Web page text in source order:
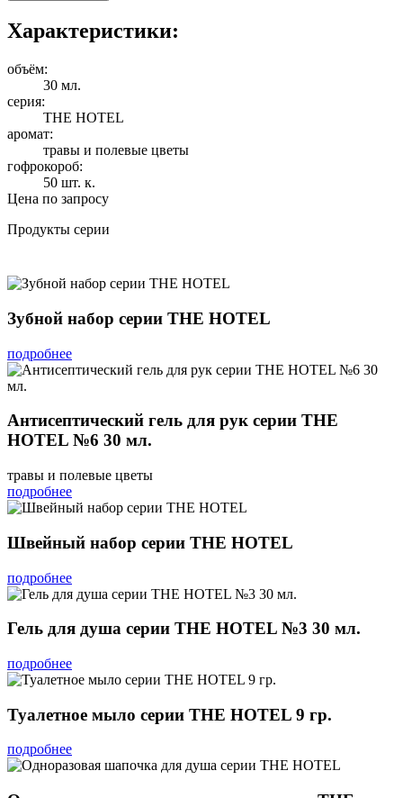
Характеристики:
объём:
30 мл.
серия:
THE HOTEL
аромат:
травы и полевые цветы
гофрокороб:
50 шт. к.
Цена по запросу
Продукты серии
Зубной набор серии THE HOTEL
подробнее
Антисептический гель для рук серии THE
HOTEL №6 30 мл.
травы и полевые цветы
подробнее
Швейный набор серии THE HOTEL
подробнее
Гель для душа серии THE HOTEL №3 30 мл.
подробнее
Туалетное мыло серии THE HOTEL 9 гр.
подробнее